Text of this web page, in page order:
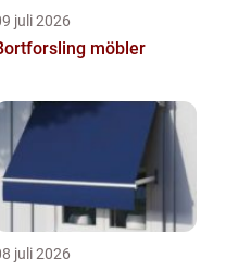
juli 2026
möbler
juli 2026